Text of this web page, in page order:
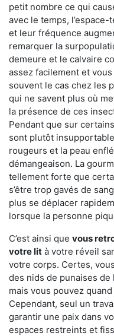
petit nombre ce qui
avec le temps,
et leur fréquence
remarquer la
demeure et le calvaire
assez facilement et
souvent le cas chez les
qui ne savent plus où
la présence de ces
Pendant que sur
sont plutôt
rougeurs et la peau
démangeaison. La
tellement forte que
s’être trop gavés de
plus se déplacer
lorsque la personne
C’est ainsi que vous
votre lit à votre réveil
votre corps. Certes,
des nids de punaises
mais vous pouvez
Cependant, seul un
garantir une paix dans
espaces restreints et